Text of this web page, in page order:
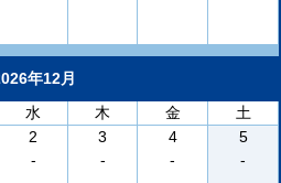
年12月
水 木 金
土
2
-
3
-
4
-
5
-